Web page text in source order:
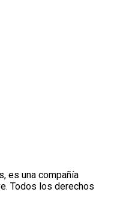
es una compañía
Todos los derechos